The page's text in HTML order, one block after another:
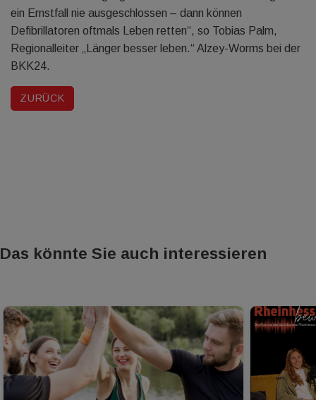
ZURÜCK
ein Ernstfall nie ausgeschlossen – dann können
Defibrillatoren oftmals Leben retten“, so Tobias Palm,
Regionalleiter „Länger besser leben.“ Alzey-Worms bei der
BKK24.
Das könnte Sie auch interessieren